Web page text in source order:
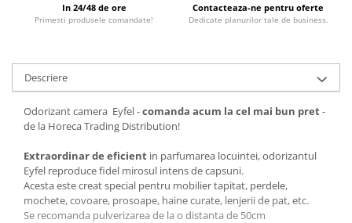
In 24/48 de ore
Primesti produsele comandate!
Contacteaza-ne pentru oferte
Dedicate planurilor tale de business.
Descriere
Odorizant camera Eyfel -comanda acum la cel mai bun pret-
de la Horeca Trading Distribution!
Extraordinar de eficient in parfumarea locuintei, odorizantul
Eyfel reproduce fidel mirosul intens de capsuni.
Acesta este creat special pentru mobilier tapitat, perdele,
mochete, covoare, prosoape, haine curate, lenjerii de pat, etc.
Se recomanda pulverizarea de la o distanta de 50cm